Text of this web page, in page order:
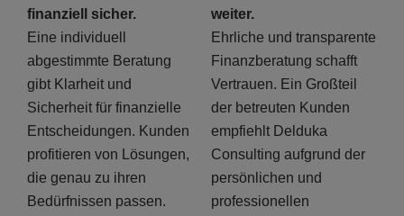
finanziell sicher.
Eine individuell
abgestimmte Beratung
gibt Klarheit und
Sicherheit für finanzielle
Entscheidungen. Kunden
profitieren von Lösungen,
die genau zu ihren
Bedürfnissen passen.
weiter.
Ehrliche und transparente
Finanzberatung schafft
Vertrauen. Ein Großteil
der betreuten Kunden
empfiehlt Delduka
Consulting aufgrund der
persönlichen und
professionellen